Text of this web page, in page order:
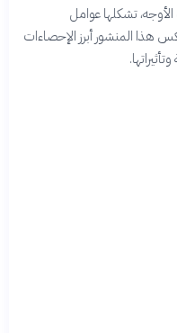
تشكلها عوامل
هذا المنشور أبرز الإحصاءات